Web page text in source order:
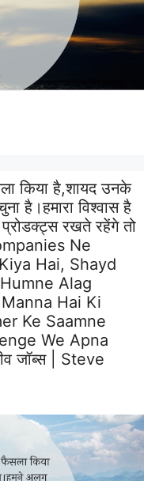
किया है,शायद उनके
है।हमारा विश्वास है
रखते रहेंगे तो
Ne
Hai, Shayd
Alag
Hai Ki
Ke Saamne
We Apna
जॉब्स | Steve